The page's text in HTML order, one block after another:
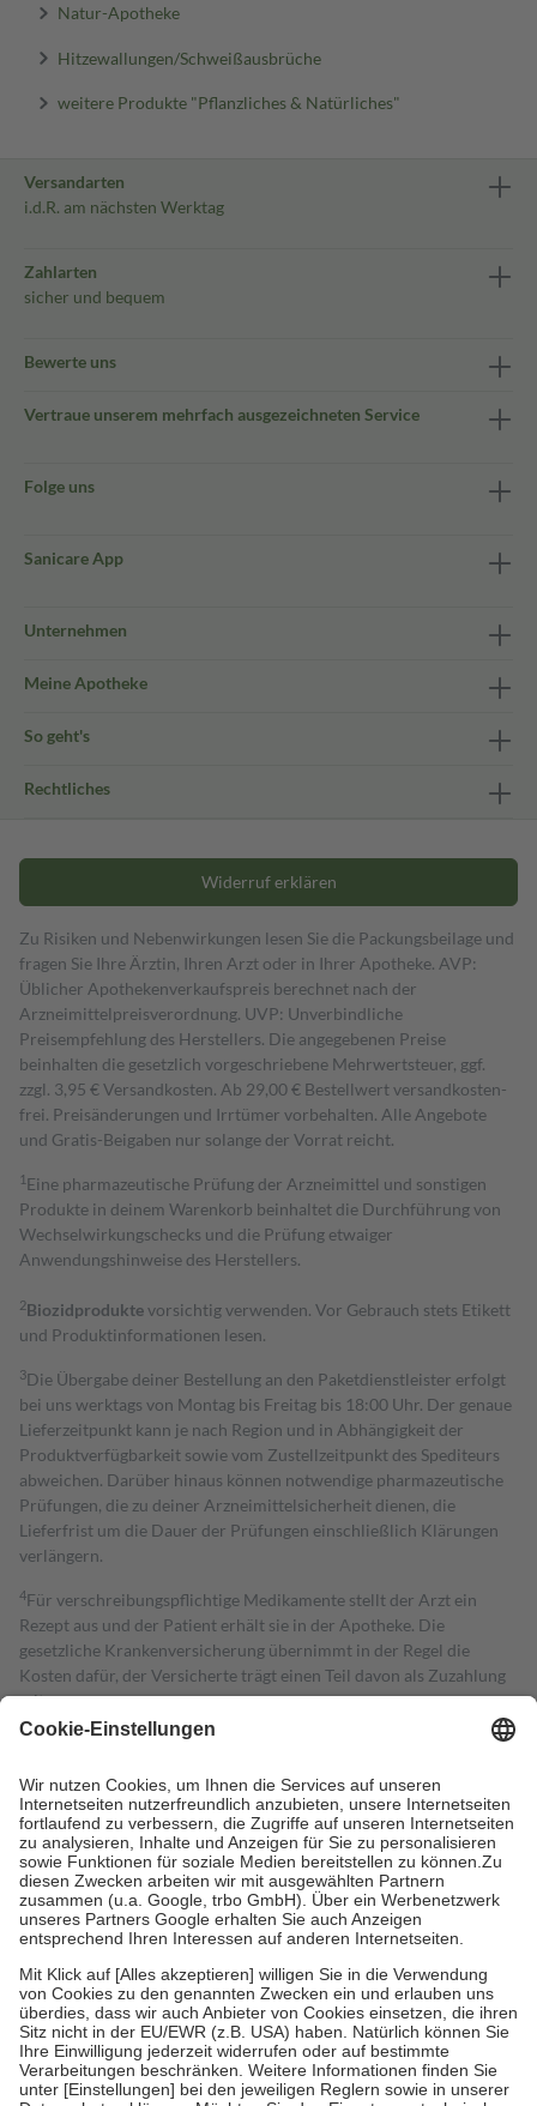
Natur-Apotheke
Hitzewallungen/Schweißausbrüche
weitere Produkte "Pflanzliches & Natürliches"
Versandarten
i.d.R. am nächsten Werktag
Zahlarten
sicher und bequem
Bewerte uns
Vertraue unserem mehrfach ausgezeichneten Service
Folge uns
Sanicare App
Unternehmen
Meine Apotheke
So geht's
Rechtliches
Widerruf erklären
Zu Risiken und Nebenwirkungen lesen Sie die Packungsbeilage und
fragen Sie Ihre Ärztin, Ihren Arzt oder in Ihrer Apotheke. AVP:
Üblicher Apothekenverkaufspreis berechnet nach der
Arzneimittelpreisverordnung. UVP: Unverbindliche
Preisempfehlung des Herstellers. Die angegebenen Preise
beinhalten die gesetzlich vorgeschriebene Mehrwertsteuer, ggf.
zzgl. 3,95 € Versandkosten. Ab 29,00 € Bestell­wert versand­kosten­
frei. Preisänderungen und Irrtümer vorbehalten. Alle Angebote
und Gratis-Beigaben nur solange der Vorrat reicht.
1 Eine pharmazeutische Prüfung der Arzneimittel und sonstigen
Produkte in deinem Warenkorb beinhaltet die Durchführung von
Wechselwirkungschecks und die Prüfung etwaiger
Anwendungshinweise des Herstellers.
2Biozidproduktevorsichtig verwenden. Vor Gebrauch stets Etikett
und Produktinformationen lesen.
3Die Übergabe deiner Bestellung an den Paketdienstleister erfolgt
bei uns werktags von Montag bis Freitag bis 18:00 Uhr. Der genaue
Lieferzeitpunkt kann je nach Region und in Abhängigkeit der
Produktverfügbarkeit sowie vom Zustellzeitpunkt des Spediteurs
abweichen. Darüber hinaus können notwendige pharmazeutische
Prüfungen, die zu deiner Arzneimittelsicherheit dienen, die
Lieferfrist um die Dauer der Prüfungen einschließlich Klärungen
verlängern.
4Für verschreibungspflichtige Medikamente stellt der Arzt ein
Rezept aus und der Patient erhält sie in der Apotheke. Die
gesetzliche Krankenversicherung übernimmt in der Regel die
Kosten dafür, der Versicherte trägt einen Teil davon als Zuzahlung
mit.
Grundsätzlich leisten Mitglieder Zuzahlungen in Höhe von zehn
höchstens zehn Euro.
Es sind jedoch nie mehr als die tatsächlichen
Kosten der Leistung zu entrichten.
Diese Regeln gelten grundsätzlich auch für Online-Apotheken.
Bei Heilmitteln und häuslicher Krankenpflege beträgt die
Zuzahlung zehn Prozent der Kosten sowie zehn Euro je
Verordnung.
Um das Engagement der Versicherten für ihre eigene Gesundheit zu
stärken und die besondere Stellung der Familie zu unterstützen,
fallenkeine Zuzahlungenan bei:
• Kindern und Jugendlichen bis zum vollendeten 18. Lebensjahr
mit Ausnahme der Fahrkosten
• Untersuchungen zur Vorsorge und Früherkennung, die von der
GKV getragen werden